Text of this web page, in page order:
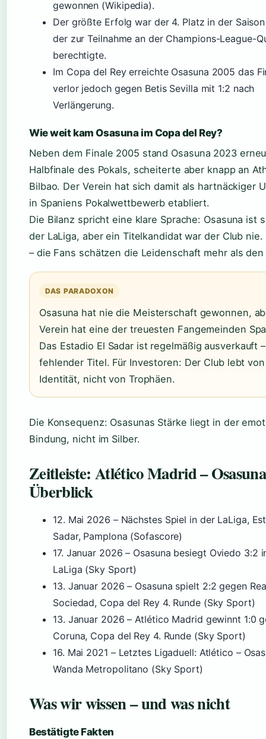
gewonnen (Wikipedia).
Der größte Erfolg war der 4. Platz in der
der zur Teilnahme an der Champions-League-
berechtigte.
Im Copa del Rey erreichte Osasuna 2005 das
verlor jedoch gegen Betis Sevilla mit 1:2 nach
Verlängerung.
Wie weit kam Osasuna im Copa del Rey?
Neben dem Finale 2005 stand Osasuna 2023
Halbfinale des Pokals, scheiterte aber knapp an
Bilbao. Der Verein hat sich damit als hartnäckiger
in Spaniens Pokalwettbewerb etabliert.
Die Bilanz spricht eine klare Sprache: Osasuna ist
der LaLiga, aber ein Titelkandidat war der Club
– die Fans schätzen die Leidenschaft mehr als
DAS PARADOXON
Osasuna hat nie die Meisterschaft gewonnen,
Verein hat eine der treuesten Fangemeinden
Das Estadio El Sadar ist regelmäßig ausverkauft
fehlender Titel. Für Investoren: Der Club lebt von
Identität, nicht von Trophäen.
Die Konsequenz: Osasunas Stärke liegt in der
Bindung, nicht im Silber.
Zeitleiste: Atlético Madrid –
Überblick
12. Mai 2026 – Nächstes Spiel in der LaLiga,
Sadar, Pamplona (Sofascore)
17. Januar 2026 – Osasuna besiegt Oviedo 3:2
LaLiga (Sky Sport)
13. Januar 2026 – Osasuna spielt 2:2 gegen
Sociedad, Copa del Rey 4. Runde (Sky Sport)
13. Januar 2026 – Atlético Madrid gewinnt 1:0
Coruna, Copa del Rey 4. Runde (Sky Sport)
16. Mai 2021 – Letztes Ligaduell: Atlético –
Wanda Metropolitano (Sky Sport)
Was wir wissen – und was nicht
Bestätigte Fakten